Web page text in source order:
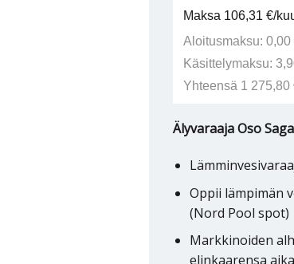
Maksa 106,31 €/
Aloitusmaksu: 0,00
Käsittelymaksu:
Yhteensä 1
Älyvaraaja Oso
Oppii lämpimän
(Nord Pool spot)
Markkinoiden
elinkaarensa